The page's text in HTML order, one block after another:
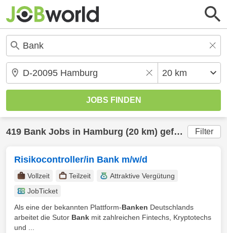
419 Bank Jobs in Hamburg (20 km) gefunden Filter
Risikocontroller/in Bank m/w/d
Vollzeit Teilzeit
Attraktive Vergütung
JobTicket
Als eine der bekannten Plattform-Banken Deutschlands
arbeitet die Sutor Bank mit zahlreichen Fintechs, Kryptotechs
und ...